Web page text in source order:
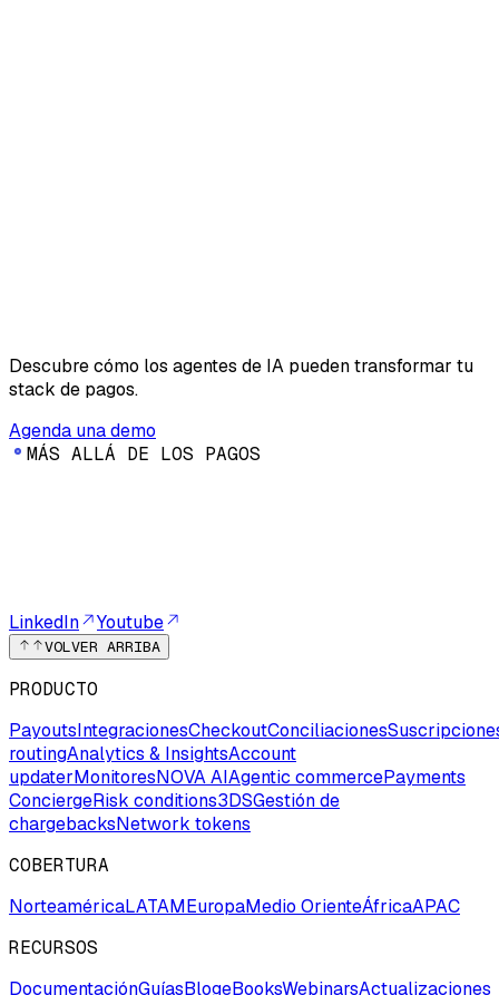
Descubre cómo los agentes de IA pueden transformar tu
stack de pagos.
Agenda una demo
MÁS ALLÁ DE LOS PAGOS
LinkedIn Youtube
VOLVER ARRIBA
PRODUCTO
PayoutsIntegracionesCheckoutConciliaciones
routingAnalytics & InsightsAccount
updaterMonitoresNOVA AIAgentic commercePayments
ConciergeRisk conditions3DSGestión de
chargebacksNetwork tokens
COBERTURA
NorteaméricaLATAMEuropaMedio OrienteÁfricaAPAC
RECURSOS
DocumentaciónGuíasBlogeBooksWebinarsActualizaciones